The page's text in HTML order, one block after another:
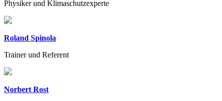
Physiker und Klimaschutzexperte
Roland Spinola
Trainer und Referent
Norbert Rost